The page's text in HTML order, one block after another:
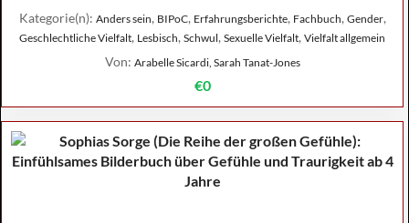
Kategorie(n): Anders sein, BIPoC, Erfahrungsberichte, Fachbuch, Gender,
Geschlechtliche Vielfalt, Lesbisch, Schwul, Sexuelle Vielfalt, Vielfalt allgemein
Von: Arabelle Sicardi, Sarah Tanat-Jones
€0